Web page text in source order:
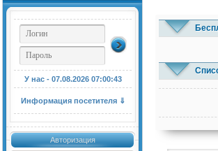
У нас - 07.08.2026 07:00:44
Информация посетителя ⇓
Авторизация